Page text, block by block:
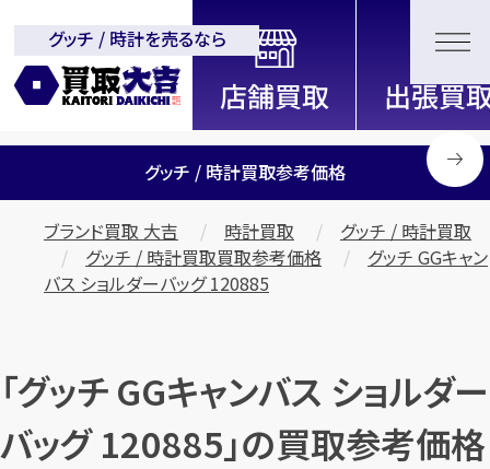
全国2200店舗以上展開中！
信頼と実績の買取専門店「買取大
吉」
グッチ / 時計を売るなら
グッチ / 時計買取参考価格
ブランド買取 大吉 時計買取
グッチ / 時計買取
グッチ / 時計買取買取参考価格
グッチ GGキャン
バス ショルダーバッグ 120885
「グッチ GGキャンバス ショルダー
バッグ 120885」の買取参考価格